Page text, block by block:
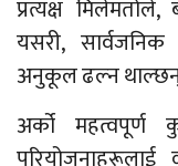
प्रत्यक्ष
यसरी, सार्वजनिक
अनुकूल ढल्न थाल्छन्,
अर्को महत्वपूर्ण